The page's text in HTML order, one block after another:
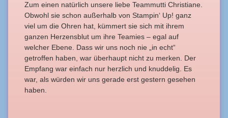
Zum einen natürlich unsere liebe Teammutti Christiane.
Obwohl sie schon außerhalb von Stampin‘ Up! ganz
viel um die Ohren hat, kümmert sie sich mit ihrem
ganzen Herzensblut um ihre Teamies – egal auf
welcher Ebene. Dass wir uns noch nie „in echt“
getroffen haben, war überhaupt nicht zu merken. Der
Empfang war einfach nur herzlich und knuddelig. Es
war, als würden wir uns gerade erst gestern gesehen
haben.